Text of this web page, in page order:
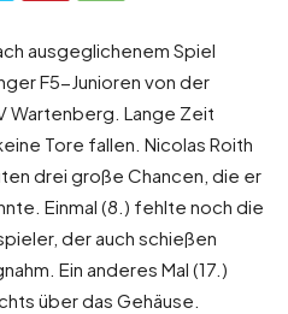
ausgeglichenem Spiel
F5-Junioren von der
Wartenberg. Lange Zeit
Tore fallen. Nicolas Roith
drei große Chancen, die er
Einmal (8.) fehlte noch die
der auch schießen
Ein anderes Mal (17.)
über das Gehäuse.